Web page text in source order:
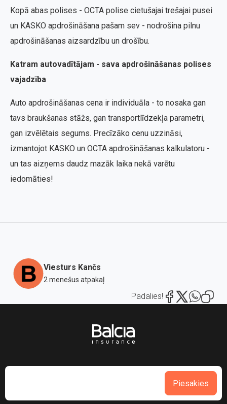
Kopā abas polises - OCTA polise cietušajai trešajai pusei
un KASKO apdrošināšana pašam sev - nodrošina pilnu
apdrošināšanas aizsardzību un drošību.
Katram autovadītājam - sava apdrošināšanas polises
vajadzība
Auto apdrošināšanas cena ir individuāla - to nosaka gan
tavs braukšanas stāžs, gan transportlīdzekļa parametri,
gan izvēlētais segums. Precīzāko cenu uzzināsi,
izmantojot KASKO un OCTA apdrošināšanas kalkulatoru -
un tas aizņems daudz mazāk laika nekā varētu
iedomāties!
Viesturs Kančs
2 menešus atpakaļ
Padalies!
Piesakies